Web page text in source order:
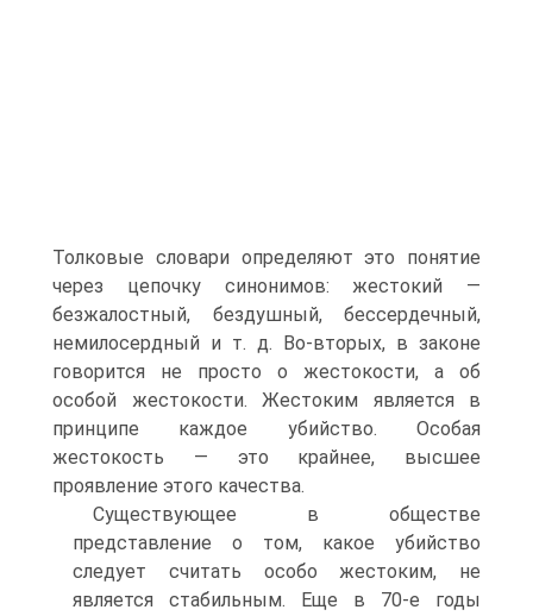
Толковые словари определяют это понятие
через цепочку синонимов: жестокий —
безжалостный, бездушный, бессердечный,
немилосердный и т. д. Во-вторых, в законе
говорится не просто о жестокости, а об
особой жестокости. Жестоким является в
принципе каждое убийство. Особая
жестокость — это крайнее, высшее
проявление этого качества.
Существующее в обществе
представление о том, какое убийство
следует считать особо жестоким, не
является стабильным. Еще в 70-е годы